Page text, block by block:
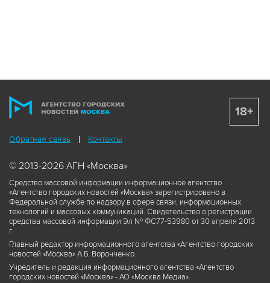
Обратная связь Контакты
© 2013-2026 АГН «Москва»
Средство массовой информации информационное агентство
«Агентство городских новостей «Москва» зарегистрировано в
Федеральной службе по надзору в сфере связи, информационных
технологий и массовых коммуникаций. Свидетельство о регистрации
средства массовой информации Эл № ФС77-53980 от 30 апреля 2013
г.
Главный редактор информационного агентства «Агентство городских
новостей «Москва» А.Б. Воронченко.
Учредитель и редакция информационного агентства «Агентство
городских новостей «Москва» - АО «Москва Медиа».
18+